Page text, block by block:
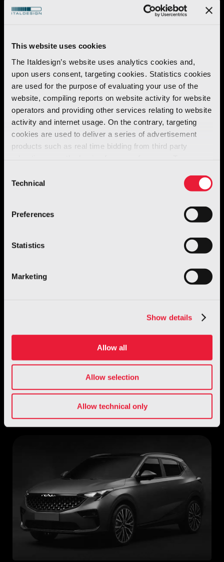
This website uses cookies
The Italdesign’s website uses analytics cookies and,
upon users consent, targeting cookies. Statistics cookies
are used for the purpose of evaluating your use of the
website, compiling reports on website activity for website
operators and providing other services relating to website
activity and internet usage. On the contrary, targeting
cookies are used to deliver a series of advertisement
products such as real time bidding from third party
Selection
Technical
Preferences
Statistics
Marketing
Show details
Allow all
Allow selection
Allow technical only
GENE.01 - Robot umanoide italiano
Giugiaro Design
Giugiaro Design